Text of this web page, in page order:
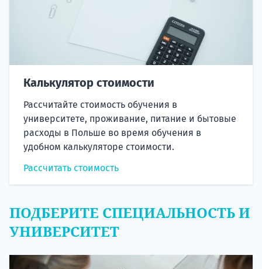
Калькулятор стоимости
Рассчитайте стоимость обучения в
университете, проживание, питание и бытовые
расходы в Польше во время обучения в
удобном калькуляторе стоимости.
Рассчитать стоимость
ПОДБЕРИТЕ СПЕЦИАЛЬНОСТЬ И
УНИВЕРСИТЕТ